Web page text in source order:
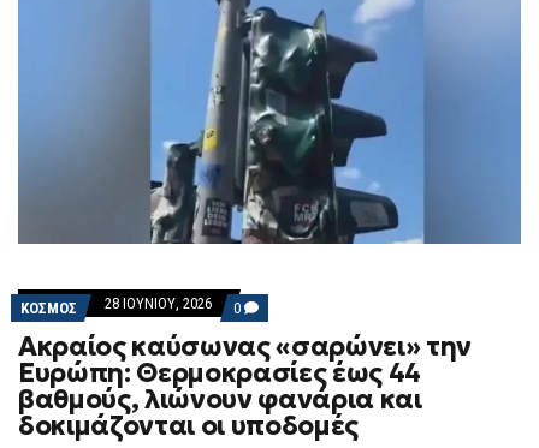
ΚΟΣΜΟΣ 28 ΙΟΥΝΊΟΥ, 2026 0 COMMENTS
ON
ΑΚΡΑΊΟΣ
ΚΑΎΣΩΝΑΣ
«ΣΑΡΏΝΕΙ»
ΤΗΝ
ΕΥΡΏΠΗ:
ΘΕΡΜΟΚΡΑΣΊΕΣ
Ακραίος καύσωνας «σαρώνει» την
Ευρώπη: Θερμοκρασίες έως 44
βαθμούς, λιώνουν φανάρια και
δοκιμάζονται οι υποδομές